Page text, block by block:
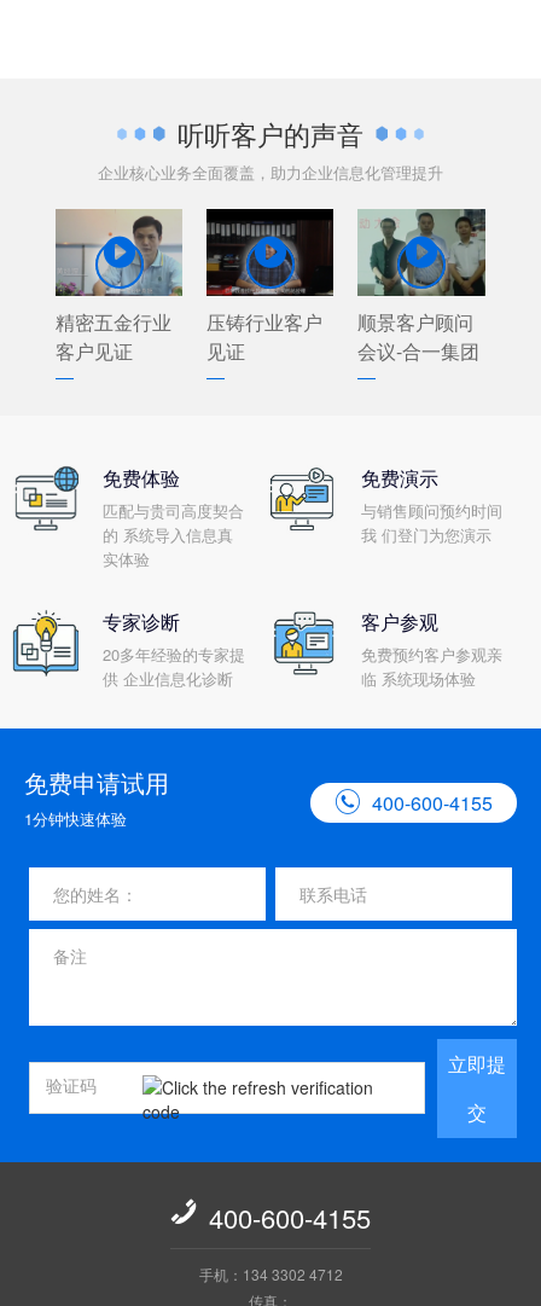
听听客户的声音
企业核心业务全面覆盖，助力企业信息化管理提升

精密五金行业
客户见证

压铸行业客户
见证

顺景客户顾问
会议-合一集团
免费体验
匹配与贵司高度契合
的 系统导入信息真
实体验
免费演示
与销售顾问预约时间
我 们登门为您演示
专家诊断
20多年经验的专家提
供 企业信息化诊断
客户参观
免费预约客户参观亲
临 系统现场体验
免费申请试用
1分钟快速体验
 400-600-4155
立即提
交
 400-600-4155
手机：134 3302 4712
传真：